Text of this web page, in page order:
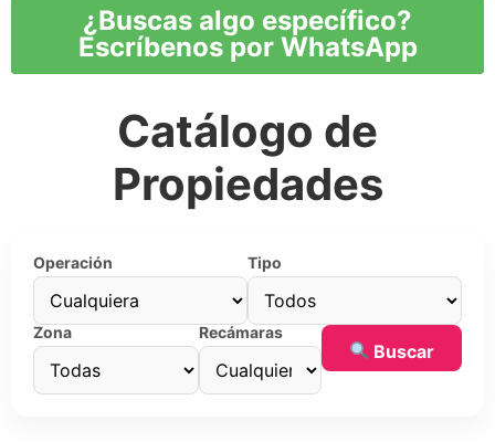
¿Buscas algo específico?
Escríbenos por WhatsApp
Catálogo de
Propiedades
Operación Tipo
Zona Recámaras
Buscar